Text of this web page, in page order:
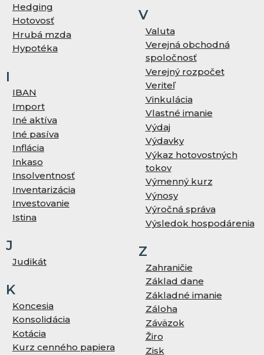
Hedging
Hotovosť
Hrubá mzda
Hypotéka
I
IBAN
Import
Iné aktíva
Iné pasíva
Inflácia
Inkaso
Insolventnosť
Inventarizácia
Investovanie
Istina
J
Judikát
K
Koncesia
Konsolidácia
Kotácia
Kurz cenného papiera
V
Valuta
Verejná obchodná
spoločnosť
Verejný rozpočet
Veriteľ
Vinkulácia
Vlastné imanie
Výdaj
Výdavky
Výkaz hotovostných
tokov
Výmenný kurz
Výnosy
Výročná správa
Výsledok hospodárenia
Z
Zahraničie
Základ dane
Základné imanie
Záloha
Záväzok
Žiro
Zisk